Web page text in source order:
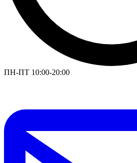
ПН-ПТ 10:00-20:00